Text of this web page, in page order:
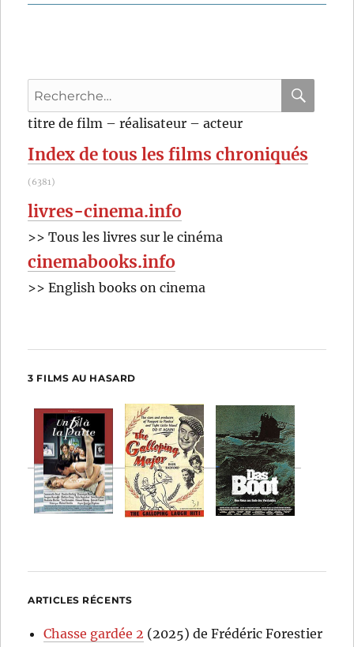
Tre
Recherche
pour
titre de film – réalisateur – acteur
Index de tous les films chroniqués
(6381)
livres-cinema.info
>> Tous les livres sur le cinéma
cinemabooks.info
>> English books on cinema
3 FILMS AU HASARD
ARTICLES RÉCENTS
Chasse gardée 2 (2025) de Frédéric Forestier